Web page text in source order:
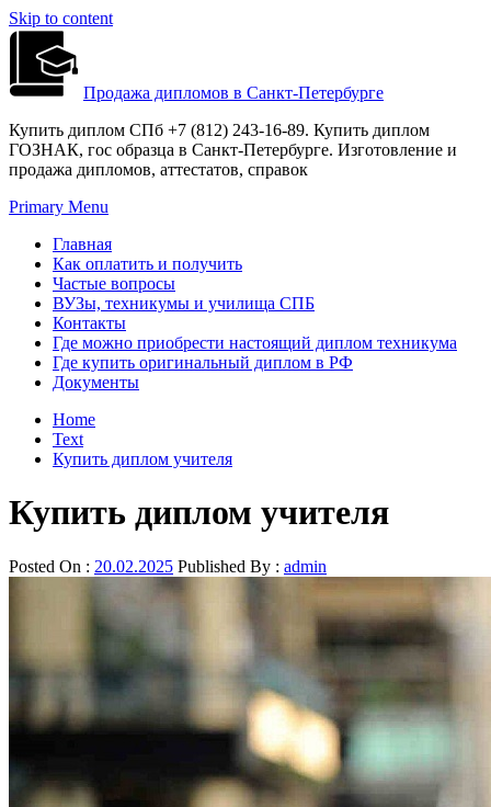
Skip to content
Продажа дипломов в Санкт-Петербурге
Купить диплом СПб +7 (812) 243-16-89. Купить диплом
ГОЗНАК, гос образца в Санкт-Петербурге. Изготовление и
продажа дипломов, аттестатов, справок
Primary Menu
Главная
Как оплатить и получить
Частые вопросы
ВУЗы, техникумы и училища СПБ
Контакты
Где можно приобрести настоящий диплом техникума
Где купить оригинальный диплом в РФ
Документы
Home
Text
Купить диплом учителя
Купить диплом учителя
Posted On : 20.02.2025 Published By : admin